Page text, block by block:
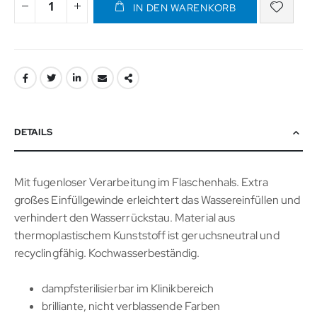
IN DEN WARENKORB
DETAILS
Mit fugenloser Verarbeitung im Flaschenhals. Extra
großes Einfüllgewinde erleichtert das Wassereinfüllen und
verhindert den Wasserrückstau. Material aus
thermoplastischem Kunststoff ist geruchsneutral und
recyclingfähig. Kochwasserbeständig.
dampfsterilisierbar im Klinikbereich
brilliante, nicht verblassende Farben